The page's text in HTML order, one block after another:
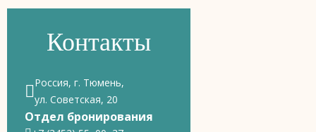
Контакты
Россия, г. Тюмень,
ул. Советская, 20
Отдел бронирования